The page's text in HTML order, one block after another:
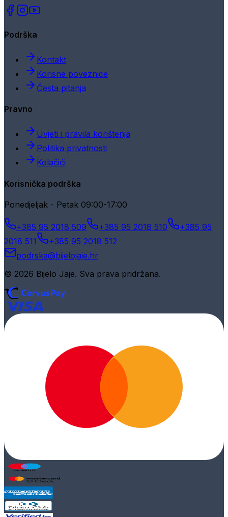
Podrška
Kontakt
Korisne poveznice
Česta pitanja
Pravno
Uvjeti i pravila korištenja
Politika privatnosti
Kolačići
Korisnička podrška
Ponedjeljak - Petak 09:00-17:00
+385 95 2018 509 +385 95 2018 510
+385 95
2018 511
+385 95 2018 512
podrska@bijelojaje.hr
© 2026 Bijelo Jaje. Sva prava pridržana.